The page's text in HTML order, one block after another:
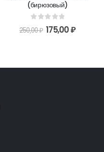
(бирюзовый)
out of 5
250,00₽ 175,00₽